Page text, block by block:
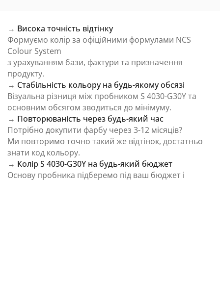
→ Висока точність відтінку
Формуємо колір за офіційними формулами NCS
Colour System
з урахуванням бази, фактури та призначення
продукту.
→ Стабільність кольору на будь-якому обсязі
Візуальна різниця між пробником S 4030-G30Y та
основним обсягом зводиться до мінімуму.
→ Повторюваність через будь-який час
Потрібно докупити фарбу через 3-12 місяців?
Ми повторимо точно такий же відтінок, достатньо
знати код кольору.
→ Колір S 4030-G30Y на будь-який бюджет
Основу пробника підберемо під ваш бюджет і